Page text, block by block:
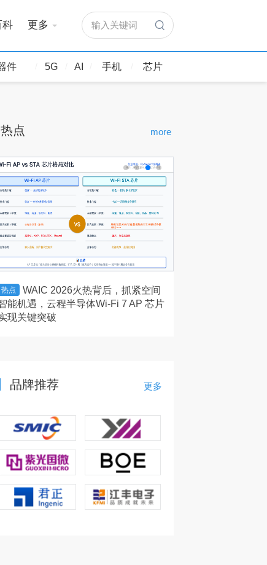
科 更多 输入关键词
件 5G AI 手机 芯片
热点 more
热点
WAIC 2026火热背后，抓紧空间
能机遇，云程半导体Wi-Fi 7 AP 芯片
现关键突破
品牌推荐 更多